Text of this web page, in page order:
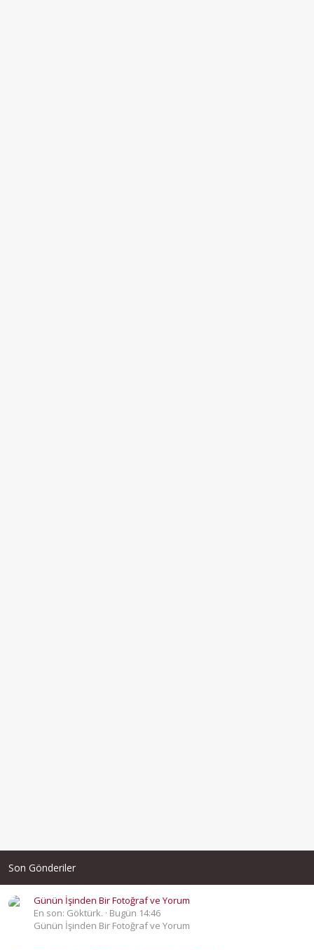
Son Gönderiler
Günün İşinden Bir Fotoğraf ve Yorum
En son: Göktürk.
Bugün 14:46
Günün İşinden Bir Fotoğraf ve Yorum